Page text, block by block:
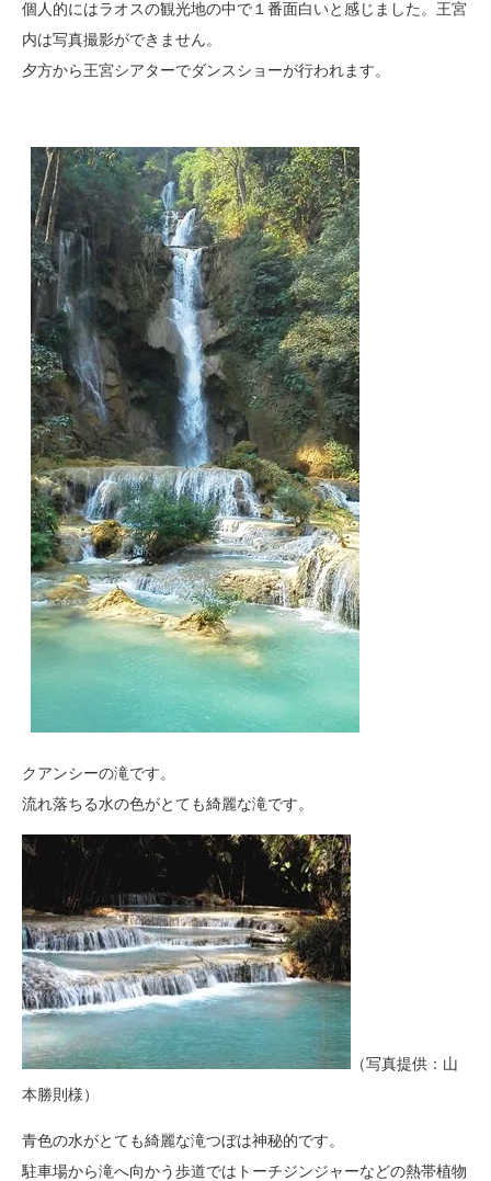
個人的にはラオスの観光地の中で１番面白いと感じました。王宮
内は写真撮影ができません。
夕方から王宮シアターでダンスショーが行われます。
クアンシーの滝です。
流れ落ちる水の色がとても綺麗な滝です。
（写真提供：山
本勝則様）
青色の水がとても綺麗な滝つぼは神秘的です。
駐車場から滝へ向かう歩道ではトーチジンジャーなどの熱帯植物